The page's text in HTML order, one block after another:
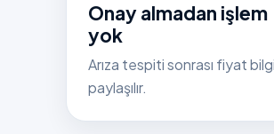
Onay almadan işlem
yok
Arıza tespiti sonrası fiyat
paylaşılır.